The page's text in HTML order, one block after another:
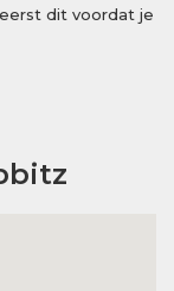
dit voordat je